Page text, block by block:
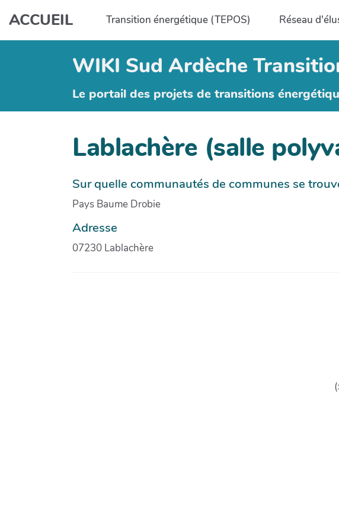
Aller au contenu principal
ACCUEIL Transition énergétique (TEPOS) Réseau
WIKI Sud Ardèche
Le portail des projets de transitions
Lablachère (salle
Sur quelle communautés de communes se
Pays Baume Drobie
Adresse
07230 Lablachère